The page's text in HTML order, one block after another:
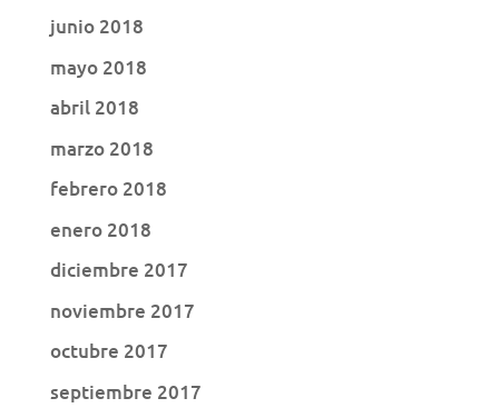
junio 2018
mayo 2018
abril 2018
marzo 2018
febrero 2018
enero 2018
diciembre 2017
noviembre 2017
octubre 2017
septiembre 2017